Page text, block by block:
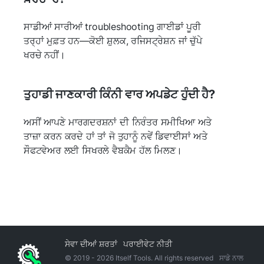
ਸਾਡੀਆਂ ਸਾਰੀਆਂ troubleshooting ਗਾਈਡਾਂ ਪੂਰੀ
ਤਰ੍ਹਾਂ ਮੁਫ਼ਤ ਹਨ—ਕੋਈ ਸ਼ੁਲਕ, ਰਜਿਸਟ੍ਰੇਸ਼ਨ ਜਾਂ ਚੁੱਪੇ
ਖਰਚੇ ਨਹੀਂ।
ਤੁਹਾਡੀ ਜਾਣਕਾਰੀ ਕਿੰਨੀ ਵਾਰ ਅਪਡੇਟ ਹੁੰਦੀ ਹੈ?
ਅਸੀਂ ਆਪਣੇ ਮਾਰਗਦਰਸ਼ਨਾਂ ਦੀ ਨਿਰੰਤਰ ਸਮੀਖਿਆ ਅਤੇ
ਤਾਜ਼ਾ ਕਰਨ ਕਰਦੇ ਹਾਂ ਤਾਂ ਜੋ ਤੁਹਾਨੂੰ ਨਵੇਂ ਡਿਵਾਈਸਾਂ ਅਤੇ
ਸੌਫਟਵੇਅਰ ਲਈ ਸਿਖਰਲੇ ਵੈਬਕੈਮ ਹੱਲ ਮਿਲਣ।
ਸੇਵਾ ਦੀਆਂ ਸ਼ਰਤਾਂ ਪਰਾਈਵੇਟ ਨੀਤੀ
© 2019 - 2026 Itself Tools. All rights reserved
ਸਾਡੇ ਨਾਲ